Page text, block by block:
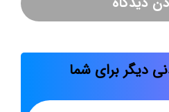
دیگر برای شما